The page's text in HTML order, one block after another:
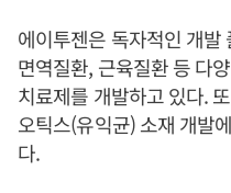
에이투젠은 독자적인 개
면역질환, 근육질환 등 다
치료제를 개발하고 있다.
오틱스(유익균) 소재 개발
다.